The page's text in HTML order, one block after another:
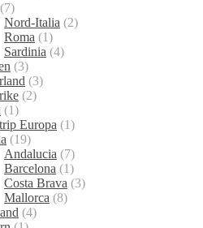
(7)
Nord-Italia (2)
Roma (1)
Sardinia (4)
(3)
(3)
(2)
(1)
Europa (1)
(19)
Andalucia (7)
Barcelona (1)
Costa Brava (3)
Mallorca (8)
(4)